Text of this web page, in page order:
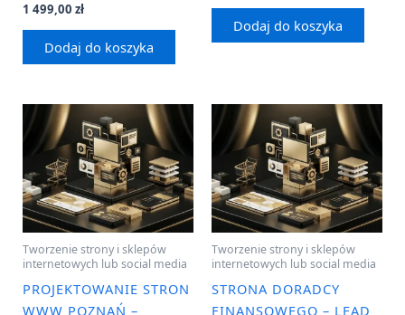
1 499,00 zł
Dodaj do koszyka
Dodaj do koszyka
Tworzenie strony i sklepów
internetowych lub social media
PROJEKTOWANIE STRON
WWW POZNAŃ –
Tworzenie strony i sklepów
internetowych lub social media
STRONA DORADCY
FINANSOWEGO – LEAD